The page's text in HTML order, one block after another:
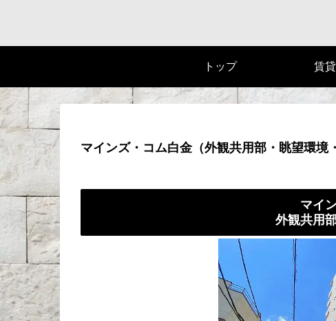
トップ 賃
マインズ・コム白金（外観共用部・眺望環境
マイ
外観共用